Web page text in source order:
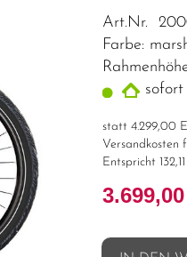
Art.Nr.
Farbe:
statt4.299,00
Versandkosten
Entspricht